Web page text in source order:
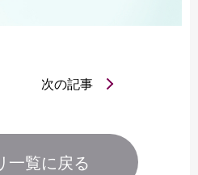
次の記事
一覧に戻る